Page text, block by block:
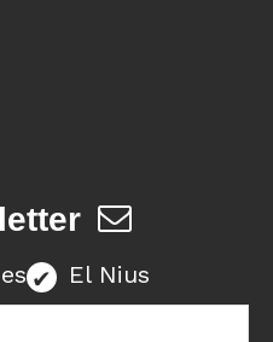
El Nius